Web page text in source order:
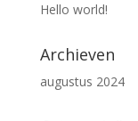
Hello world!
Archieven
augustus 2024